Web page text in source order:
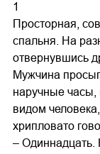
1
Просторная,
спальня. На
отвернувшись
Мужчина
наручные часы,
видом
хрипловато
– Одиннадцать.